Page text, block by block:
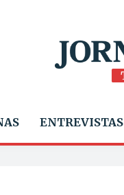
ENTREVISTAS